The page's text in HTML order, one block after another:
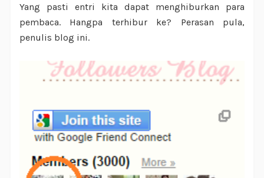
Yang pasti entri kita dapat menghiburkan para
pembaca. Hangpa terhibur ke? Perasan pula,
penulis blog ini.